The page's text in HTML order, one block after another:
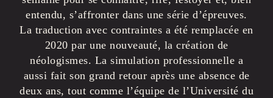
entendu, s’affronter dans une série d’épreuves.
La traduction avec contraintes a été remplacée en
2020 par une nouveauté, la création de
néologismes. La simulation professionnelle a
aussi fait son grand retour après une absence de
deux ans, tout comme l’équipe de l’Université du